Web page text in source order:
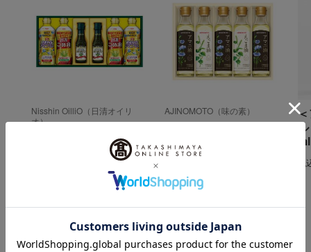
Nisshin OilliO（日清オイリ
オ）
〈日清オイリオ〉ボス
コオリーブオイル＆ヘ
ルシーオイルギフト
AJINOMOTO（味の素）
アマニ油ギフト
税
INFORMATION